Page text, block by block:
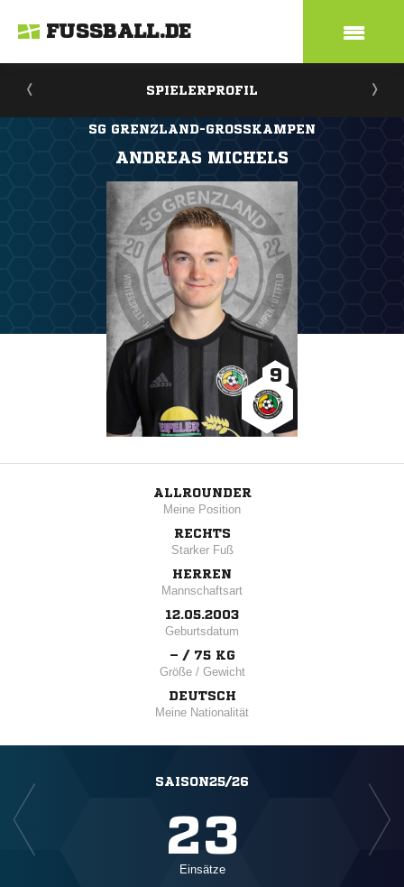
FUSSBALL.DE
SPIELERPROFIL
SG GRENZLAND-GROSSKAMPEN
ANDREAS MICHELS
9
ALLROUNDER
Meine Position
RECHTS
Starker Fuß
HERREN
Mannschaftsart
12.05.2003
Geburtsdatum
– / 75 KG
Größe / Gewicht
DEUTSCH
Meine Nationalität
SAISON25/26
23
Einsätze